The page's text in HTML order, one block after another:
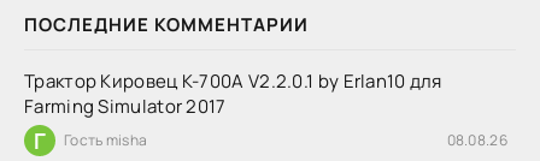
ПОСЛЕДНИЕ КОММЕНТАРИИ
Трактор Кировец К-700А V2.2.0.1 by Erlan10 для
Farming Simulator 2017
Г Гость misha 08.08.26